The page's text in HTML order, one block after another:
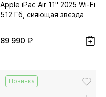
Apple iPad Air 11" 2025 Wi-Fi
512 Гб, сияющая звезда
89 990 ₽
Новинка